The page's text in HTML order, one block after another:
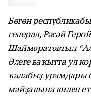
Бөгөн
генерал, Рәсәй
Шайморатовтың
Әлеге ваҡытта ул
ҡалабыҙ урамдары
майҙанына килеп